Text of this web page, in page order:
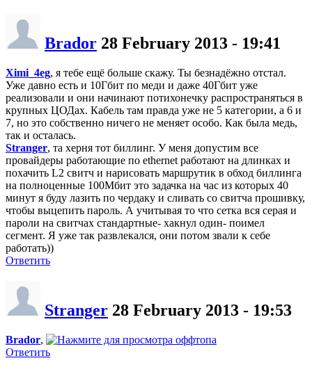
Brador 28 February 2013 - 19:41
Ximi_4eg, я тебе ещё больше скажу. Ты безнадёжно отстал.
Уже давно есть и 10Гбит по меди и даже 40Гбит уже
реализовали и они начинают потихонечку распространяться в
крупных ЦОДах. Кабель там правда уже не 5 категории, а 6 и
7, но это собственно ничего не меняет особо. Как была медь,
так и осталась.
Stranger, та херня тот биллинг. У меня допустим все
провайдеры работающие по ethernet работают на длинках и
похачить L2 свитч и нарисовать маршрутик в обход биллинга
на полноценные 100Мбит это задачка на час из которых 40
минут я буду лазить по чердаку и сливать со свитча прошивку,
чтобы выцепить пароль. А учитывая то что сетка вся серая и
пароли на свитчах стандартные- хакнул один- поимел
сегмент. Я уже так развлекался, они потом звали к себе
работать))
Ответить
Stranger 28 February 2013 - 19:53
Brador,
Ответить